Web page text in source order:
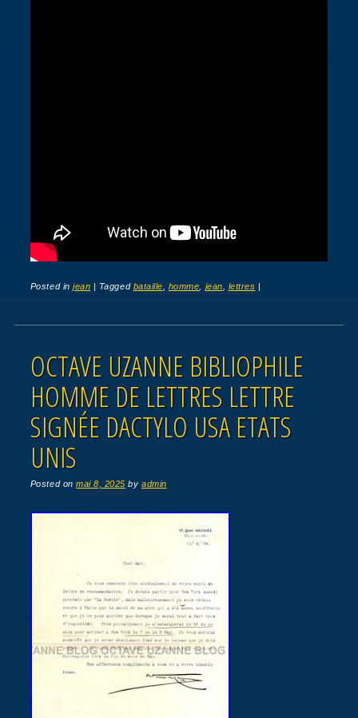
Posted injean | Tagged bataille homme jean lettres |
OCTAVE UZANNE BIBLIOPHILE
HOMME DE LETTRES LETTRE
SIGNÉE DACTYLO USA ETATS
UNIS
Posted onmai 8, 2025 byadmin